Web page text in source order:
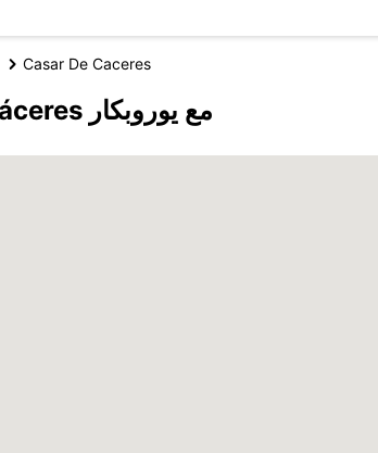
Casar De Caceres
اكتشف Casar de Cáceres مع يوروبكار